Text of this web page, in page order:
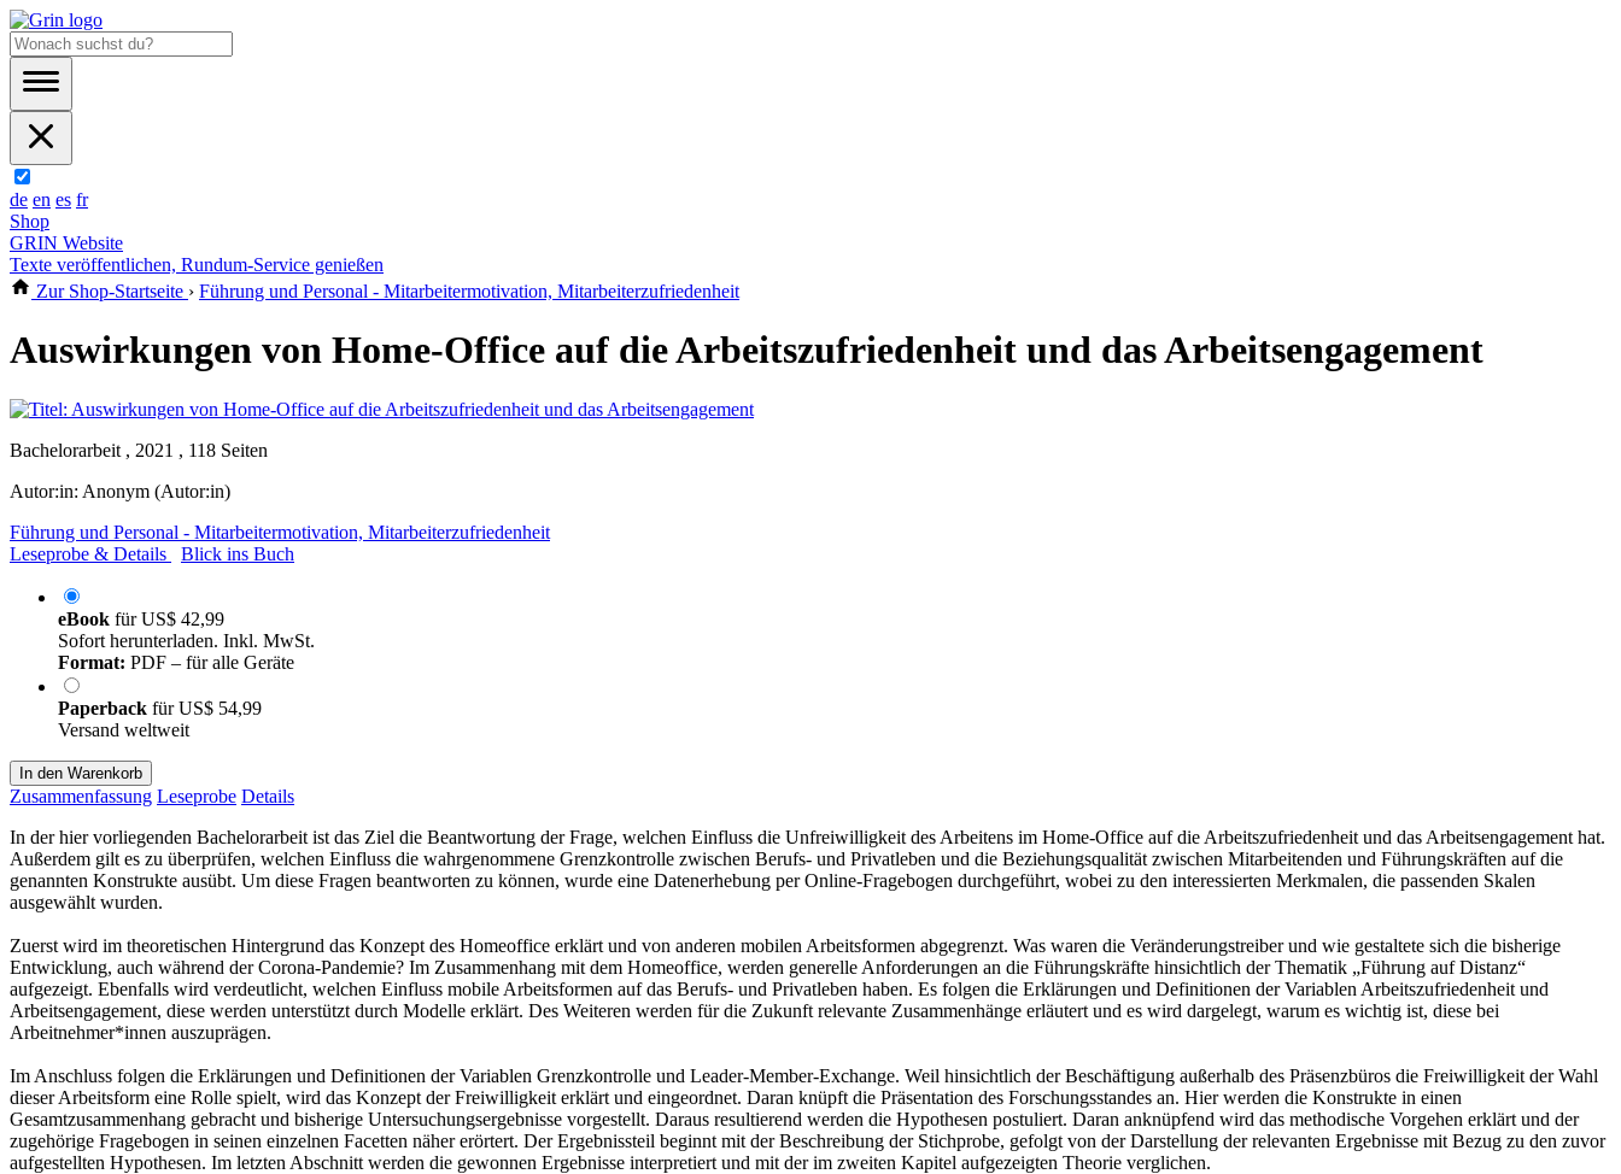
de en es fr
Shop
GRIN Website
Texte veröffentlichen, Rundum-Service genießen
Zur Shop-Startseite › Führung und Personal - Mitarbeitermotivation, Mitarbeiterzufriedenheit
Auswirkungen von Home-Office auf die Arbeitszufriedenheit und das Arbeitsengagement
Bachelorarbeit , 2021 , 118 Seiten
Autor:in: Anonym (Autor:in)
Führung und Personal - Mitarbeitermotivation, Mitarbeiterzufriedenheit
Leseprobe & Details
Blick ins Buch
eBook fürUS$ 42,99
Sofort herunterladen. Inkl. MwSt.
Format: PDF – für alle Geräte
Paperback fürUS$ 54,99
Versand weltweit
In den Warenkorb
Zusammenfassung Leseprobe Details
In der hier vorliegenden Bachelorarbeit ist das Ziel die Beantwortung der Frage, welchen Einfluss die Unfreiwilligkeit des Arbeitens im Home-Office auf die Arbeitszufriedenheit und das Arbeitsengagement hat.
Außerdem gilt es zu überprüfen, welchen Einfluss die wahrgenommene Grenzkontrolle zwischen Berufs- und Privatleben und die Beziehungsqualität zwischen Mitarbeitenden und Führungskräften auf die
genannten Konstrukte ausübt. Um diese Fragen beantworten zu können, wurde eine Datenerhebung per Online-Fragebogen durchgeführt, wobei zu den interessierten Merkmalen, die passenden Skalen
ausgewählt wurden.
Zuerst wird im theoretischen Hintergrund das Konzept des Homeoffice erklärt und von anderen mobilen Arbeitsformen abgegrenzt. Was waren die Veränderungstreiber und wie gestaltete sich die bisherige
Entwicklung, auch während der Corona-Pandemie? Im Zusammenhang mit dem Homeoffice, werden generelle Anforderungen an die Führungskräfte hinsichtlich der Thematik „Führung auf Distanz“
aufgezeigt. Ebenfalls wird verdeutlicht, welchen Einfluss mobile Arbeitsformen auf das Berufs- und Privatleben haben. Es folgen die Erklärungen und Definitionen der Variablen Arbeitszufriedenheit und
Arbeitsengagement, diese werden unterstützt durch Modelle erklärt. Des Weiteren werden für die Zukunft relevante Zusammenhänge erläutert und es wird dargelegt, warum es wichtig ist, diese bei
Arbeitnehmer*innen auszuprägen.
Im Anschluss folgen die Erklärungen und Definitionen der Variablen Grenzkontrolle und Leader-Member-Exchange. Weil hinsichtlich der Beschäftigung außerhalb des Präsenzbüros die Freiwilligkeit der Wahl
dieser Arbeitsform eine Rolle spielt, wird das Konzept der Freiwilligkeit erklärt und eingeordnet. Daran knüpft die Präsentation des Forschungsstandes an. Hier werden die Konstrukte in einen
Gesamtzusammenhang gebracht und bisherige Untersuchungsergebnisse vorgestellt. Daraus resultierend werden die Hypothesen postuliert. Daran anknüpfend wird das methodische Vorgehen erklärt und der
zugehörige Fragebogen in seinen einzelnen Facetten näher erörtert. Der Ergebnissteil beginnt mit der Beschreibung der Stichprobe, gefolgt von der Darstellung der relevanten Ergebnisse mit Bezug zu den zuvor
aufgestellten Hypothesen. Im letzten Abschnitt werden die gewonnen Ergebnisse interpretiert und mit der im zweiten Kapitel aufgezeigten Theorie verglichen.